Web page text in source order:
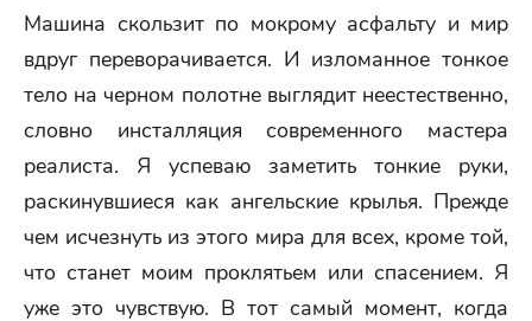
Машина скользит по мокрому асфальту и мир
вдруг переворачивается. И изломанное тонкое
тело на черном полотне выглядит неестественно,
словно инсталляция современного мастера
реалиста. Я успеваю заметить тонкие руки,
раскинувшиеся как ангельские крылья. Прежде
чем исчезнуть из этого мира для всех, кроме той,
что станет моим проклятьем или спасением. Я
уже это чувствую. В тот самый момент, когда